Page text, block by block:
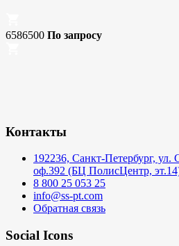
6586500 По запросу
Контакты
192236, Санкт-Петербург, ул.
оф.392 (БЦ ПолисЦентр,
8 800 25 053 25
info@ss-pt.com
Обратная связь
Social Icons